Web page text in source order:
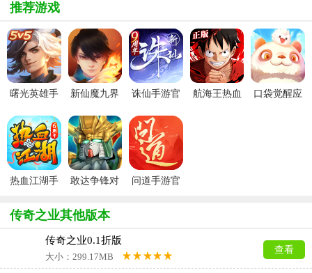
推荐游戏
曙光英雄手
版
新仙魔九界
方正版
诛仙手游官
航海王热血
口袋觉醒应
热血江湖手
敢达争锋对
问道手游官
传奇之业其他版本
传奇之业0.1折版
大小：299.17MB
查看